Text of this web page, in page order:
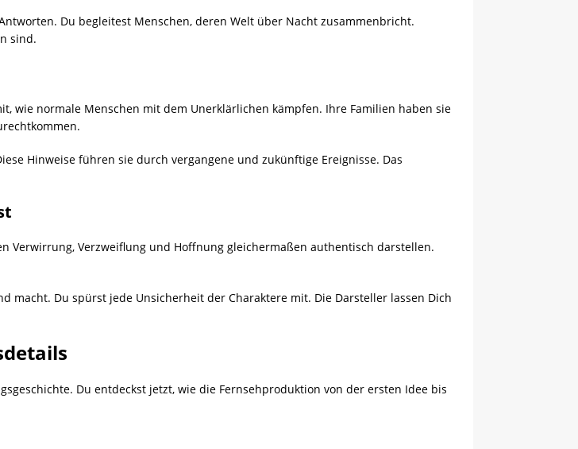
Du begleitest Menschen, deren Welt über Nacht zusammenbricht.
sind.
wie normale Menschen mit dem Unerklärlichen kämpfen. Ihre Familien haben sie
Hinweise führen sie durch vergangene und zukünftige Ereignisse. Das
Verwirrung, Verzweiflung und Hoffnung gleichermaßen authentisch darstellen.
macht. Du spürst jede Unsicherheit der Charaktere mit. Die Darsteller lassen Dich
Du entdeckst jetzt, wie die Fernsehproduktion von der ersten Idee bis